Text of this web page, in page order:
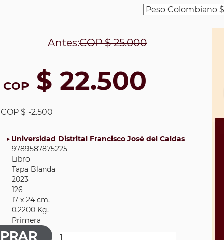
Antes:COP$ 25.000
COP $ 22.500
COP $ -2.500
Universidad Distrital Francisco José del Caldas
9789587875225
Libro
Tapa Blanda
2023
126
17 x 24 cm.
0.2200 Kg.
Primera